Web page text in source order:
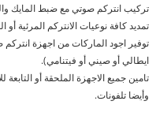
تركيب انتركم صوتي مع ضبط المايك
تمديد كافة نوعيات الانتركم المرئية أو
توفير اجود الماركات من اجهزة
ايطالي أو صيني أو فيتنامي).
تامين جميع الاجهزة الملحقة أو
وأيضا تلفونات.